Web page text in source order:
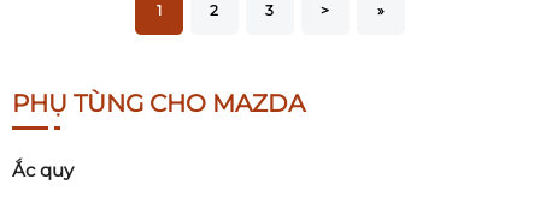
1 2 3 > »
PHỤ TÙNG CHO MAZDA
Ắc quy